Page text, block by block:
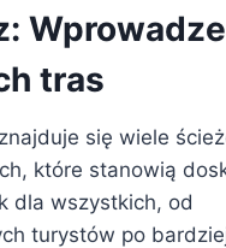
tras
się wiele
które stanowią
dla wszystkich, od
turystów po